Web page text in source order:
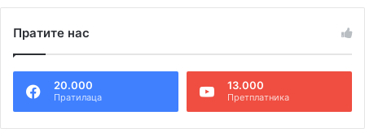
т
н
Пратите нас
20.000
Пратилаца
13.000
Претплатника